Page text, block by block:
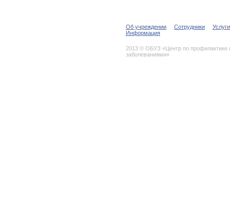
Об учреждении Сотрудники
Услуги
Информация
2013 © ОБУЗ «Центр по
заболеваниями»